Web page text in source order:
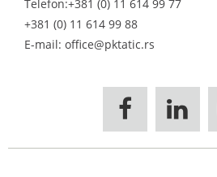
Telefon:+381 (0) 11 614 99 77
+381 (0) 11 614 99 88
E-mail: office@pktatic.rs
 